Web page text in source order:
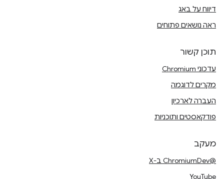
דיווח על באג
ראה נושאים פתוחים
תוכן קשור
עדכוני Chromium
מקרים לדוגמה
העברה לארכיון
פודקאסטים ותוכניות
מעקב
@ChromiumDev ב-X
YouTube